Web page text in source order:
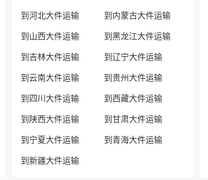
到河北大件运输 到内蒙古大件运输
到山西大件运输 到黑龙江大件运输
到吉林大件运输 到辽宁大件运输
到云南大件运输 到贵州大件运输
到四川大件运输 到西藏大件运输
到陕西大件运输 到甘肃大件运输
到宁夏大件运输 到青海大件运输
到新疆大件运输